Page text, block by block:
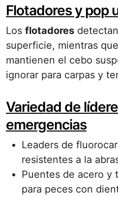
Flotadores y pop
Los flotadores
superficie, mientras
mantienen el cebo
ignorar para carpas y
Variedad de
emergencias
Leaders de
resistentes a la
Puentes de acero y
para peces con